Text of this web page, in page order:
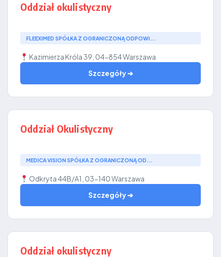
Oddział okulistyczny
FLEEXIMED SPÓŁKA Z OGRANICZONĄ ODPOWI...
Kazimierza Króla 39, 04-854 Warszawa
Szczegóły ➔
Oddział Okulistyczny
MEDICA VISION SPÓŁKA Z OGRANICZONĄ OD...
Odkryta 44B/A1, 03-140 Warszawa
Szczegóły ➔
Oddział okulistyczny